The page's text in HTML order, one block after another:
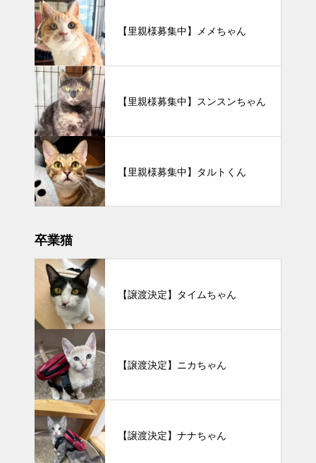
【里親様募集中】メメちゃん
【里親様募集中】スンスンちゃん
【里親様募集中】タルトくん
卒業猫
【譲渡決定】タイムちゃん
【譲渡決定】ニカちゃん
【譲渡決定】ナナちゃん